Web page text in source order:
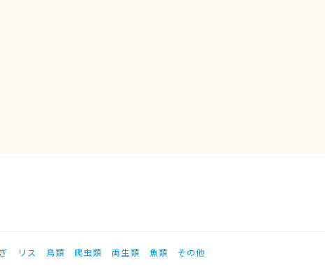
リス 鳥類 爬虫類 両生類 魚類 その他